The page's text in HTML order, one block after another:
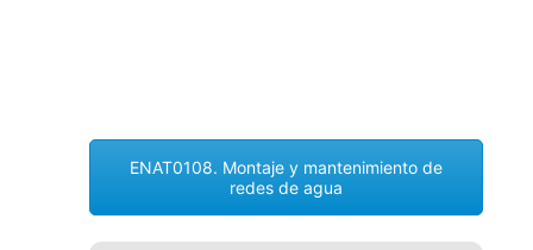
ENAT0108. Montaje y mantenimiento de
redes de agua